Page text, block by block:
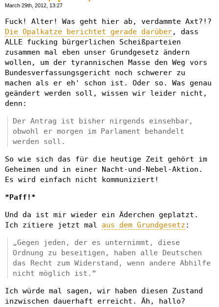
March 29th, 2012, 13:27
Fuck! Alter! Was geht hier ab, verdammte Axt?!?
Die Opalkatze berichtet gerade darüber, dass
ALLE fucking bürgerlichen Scheißparteien
zusammen mal eben unser Grundgesetz ändern
wollen, um der tyrannischen Masse den Weg vors
Bundesverfassungsgericht noch schwerer zu
machen als er eh' schon ist. Oder so. Was genau
geändert werden soll, wissen wir leider nicht,
denn:
Der Antrag ist bisher nirgends einsehbar,
obwohl er morgen im Parlament behandelt
werden soll.
So wie sich das für die heutige Zeit gehört im
Geheimen und in einer Nacht-und-Nebel-Aktion.
Es wird einfach nicht kommuniziert!
*Paff!*
Und da ist mir wieder ein Äderchen geplatzt.
Ich zitiere jetzt mal aus dem Grundgesetz :
„Gegen jeden, der es unternimmt, diese
Ordnung zu beseitigen, haben alle Deutschen
das Recht zum Widerstand, wenn andere Abhilfe
nicht möglich ist.“
Ich würde mal sagen, wir haben diesen Zustand
inzwischen dauerhaft erreicht. Äh, hallo?